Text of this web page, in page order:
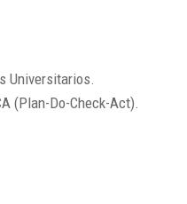
Universitarios.
(Plan-Do-Check-Act).